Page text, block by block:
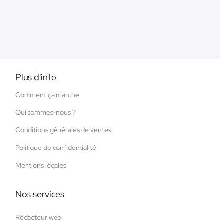
Plus d'info
Comment ça marche
Qui sommes-nous ?
Conditions générales de ventes
Politique de confidentialité
Mentions légales
Nos services
Rédacteur web